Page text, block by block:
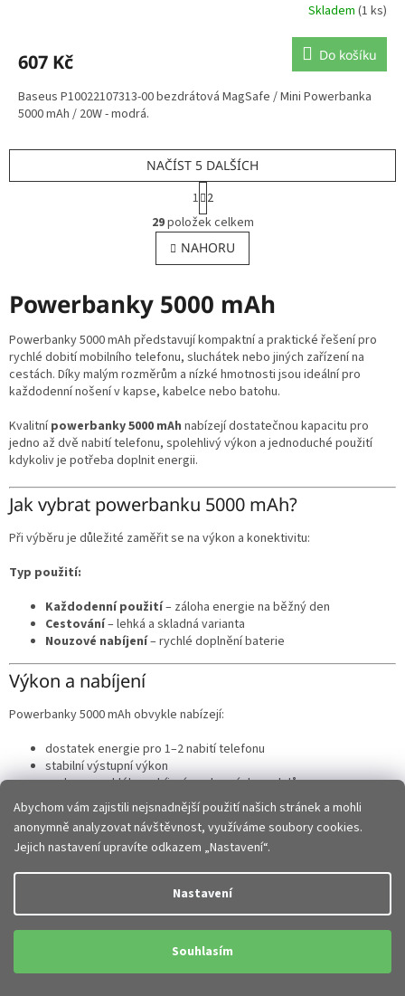
Abychom vám zajistili nejsnadnější použití našich stránek a mohli
anonymně analyzovat návštěvnost, využíváme soubory cookies.
Jejich nastavení upravíte odkazem „Nastavení“.
Nastavení
Souhlasím
Skladem (1 ks)
607 Kč Do košíku
Baseus P10022107313-00 bezdrátová MagSafe / Mini Powerbanka
5000 mAh / 20W - modrá.
O
v
l
á
a
c
í
p
r
v
y
v
i
s
NAČÍST 5 DALŠÍCH
S
t
r
á
n
k
v
á
í
1 2
29položek celkem
NAHORU
Powerbanky 5000 mAh
Powerbanky 5000 mAh představují kompaktní a praktické řešení pro
rychlé dobití mobilního telefonu, sluchátek nebo jiných zařízení na
cestách. Díky malým rozměrům a nízké hmotnosti jsou ideální pro
každodenní nošení v kapse, kabelce nebo batohu.
Kvalitnípowerbanky 5000 mAh nabízejí dostatečnou kapacitu pro
jedno až dvě nabití telefonu, spolehlivý výkon a jednoduché použití
kdykoliv je potřeba doplnit energii.
Jak vybrat powerbanku 5000 mAh?
Při výběru je důležité zaměřit se na výkon a konektivitu:
Typ použití:
Každodenní použití– záloha energie na běžný den
Cestování– lehká a skladná varianta
Nouzové nabíjení– rychlé doplnění baterie
Výkon a nabíjení
Powerbanky 5000 mAh obvykle nabízejí:
dostatek energie pro 1–2 nabití telefonu
stabilní výstupní výkon
podporu rychlého nabíjení u vybraných modelů
ochranu proti přepětí a přehřátí
Kompaktní rozměry
Hlavní výhodou je přenosnost:
ideální na každodenní nošení